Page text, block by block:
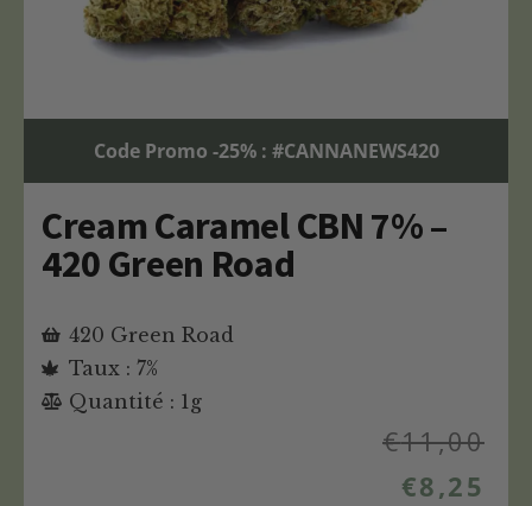
Code Promo -25% : #CANNANEWS420
Cream Caramel CBN 7% –
420 Green Road
420 Green Road
Taux : 7%
Quantité : 1g
€11,00
€8,25